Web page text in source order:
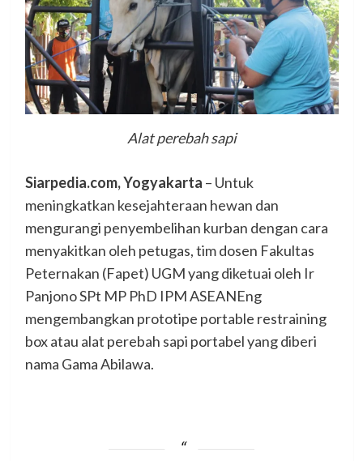
Alat perebah sapi
Siarpedia.com, Yogyakarta – Untuk
meningkatkan kesejahteraan hewan dan
mengurangi penyembelihan kurban dengan cara
menyakitkan oleh petugas, tim dosen Fakultas
Peternakan (Fapet) UGM yang diketuai oleh Ir
Panjono SPt MP PhD IPM ASEANEng
mengembangkan prototipe portable restraining
box atau alat perebah sapi portabel yang diberi
nama Gama Abilawa.